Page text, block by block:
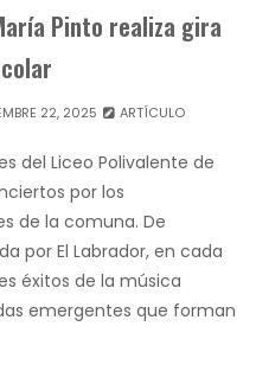
Pinto realiza gira
22, 2025 ARTÍCULO
del Liceo Polivalente de
por los
de la comuna. De
por El Labrador, en cada
éxitos de la música
emergentes que forman